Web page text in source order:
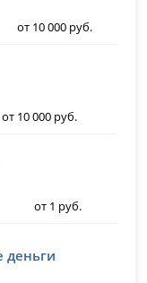
от 10 000 руб.
от 10 000 руб.
от 1 руб.
деньги